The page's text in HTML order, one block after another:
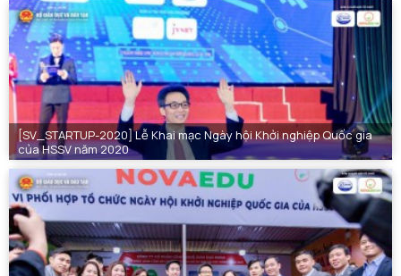
[SV_STARTUP-2020] Lễ Khai mạc Ngày hội Khởi nghiệp Quốc gia
của HSSV năm 2020